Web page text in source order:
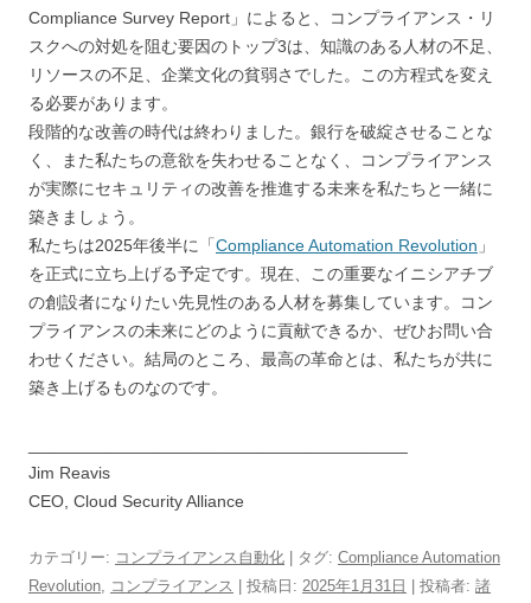
Compliance Survey Report」によると、コンプライアンス・リ
スクへの対処を阻む要因のトップ3は、知識のある人材の不足、
リソースの不足、企業文化の貧弱さでした。この方程式を変え
る必要があります。
段階的な改善の時代は終わりました。銀行を破綻させることな
く、また私たちの意欲を失わせることなく、コンプライアンス
が実際にセキュリティの改善を推進する未来を私たちと一緒に
築きましょう。
私たちは2025年後半に「Compliance Automation Revolution 」
を正式に立ち上げる予定です。現在、この重要なイニシアチブ
の創設者になりたい先見性のある人材を募集しています。コン
プライアンスの未来にどのように貢献できるか、ぜひお問い合
わせください。結局のところ、最高の革命とは、私たちが共に
築き上げるものなのです。
Jim Reavis
CEO, Cloud Security Alliance
カテゴリー: コンプライアンス自動化 | タグ: Compliance Automation
Revolution
コンプライアンス | 投稿日: 2025年1月31日 | 投稿者: 諸